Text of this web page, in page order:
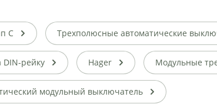
С Трехполюсные автоматические
рейку Hager Модульные
модульный выключатель